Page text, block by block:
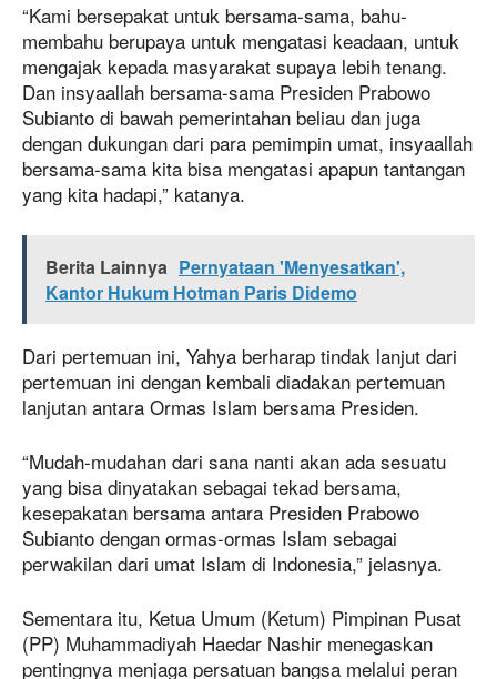
“Kami bersepakat untuk bersama-sama, bahu-
membahu berupaya untuk mengatasi keadaan, untuk
mengajak kepada masyarakat supaya lebih tenang.
Dan insyaallah bersama-sama Presiden Prabowo
Subianto di bawah pemerintahan beliau dan juga
dengan dukungan dari para pemimpin umat, insyaallah
bersama-sama kita bisa mengatasi apapun tantangan
yang kita hadapi,” katanya.
Berita Lainnya Pernyataan 'Menyesatkan',
Kantor Hukum Hotman Paris Didemo
Dari pertemuan ini, Yahya berharap tindak lanjut dari
pertemuan ini dengan kembali diadakan pertemuan
lanjutan antara Ormas Islam bersama Presiden.
“Mudah-mudahan dari sana nanti akan ada sesuatu
yang bisa dinyatakan sebagai tekad bersama,
kesepakatan bersama antara Presiden Prabowo
Subianto dengan ormas-ormas Islam sebagai
perwakilan dari umat Islam di Indonesia,” jelasnya.
Sementara itu, Ketua Umum (Ketum) Pimpinan Pusat
(PP) Muhammadiyah Haedar Nashir menegaskan
pentingnya menjaga persatuan bangsa melalui peran